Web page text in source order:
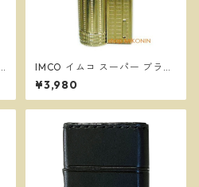
IMCO イムコ スーパー ブラス
フリント式 オイルライター 復
刻版 ＃61388
¥3,980